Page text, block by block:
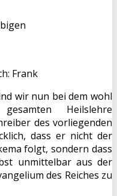
Frank
wir nun bei dem wohl
Heilslehre
des vorliegenden
dass er nicht der
folgt, sondern dass
unmittelbar aus der
des Reiches zu